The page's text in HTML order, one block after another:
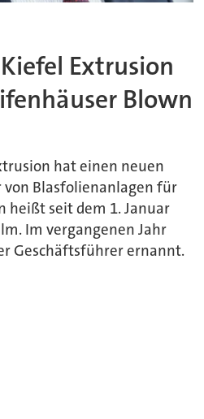
Extrusion
Blown
hat einen neuen
Blasfolienanlagen für
heißt seit dem 1. Januar
Im vergangenen Jahr
Geschäftsführer ernannt.